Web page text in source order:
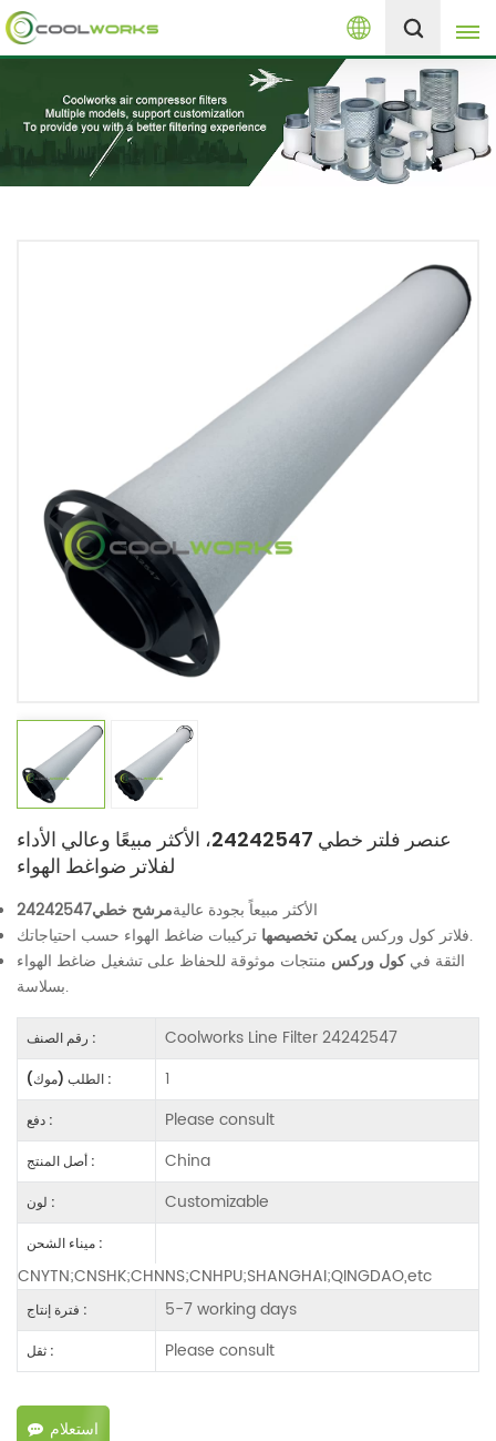
العربية
English
español
+8613525046291
عنصر فلتر خطي 24242547، الأكثر مبيعًا وعالي الأداء
لفلاتر ضواغط الهواء
الأكثر مبيعاً بجودة عاليةمرشح خطي24242547
فلاتر كول وركس يمكن تخصيصها
تركيبات ضاغط الهواء حسب احتياجاتك.
الثقة فيكول وركس منتجات موثوقة للحفاظ على تشغيل ضاغط الهواء
بسلاسة.
رقم الصنف : Coolworks Line Filter 24242547
الطلب (موك) : 1
دفع : Please consult
أصل المنتج : China
لون : Customizable
ميناء الشحن :
CNYTN;CNSHK;CHNNS;CNHPU;SHANGHAI;QINGDAO,etc
فترة إنتاج : 5-7 working days
ثقل : Please consult
استعلام